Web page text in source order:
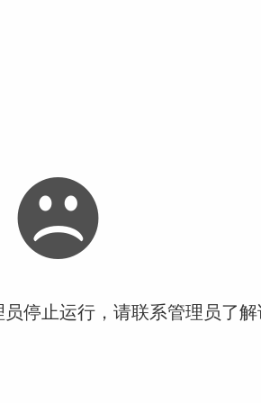
停止运行，请联系管理员了